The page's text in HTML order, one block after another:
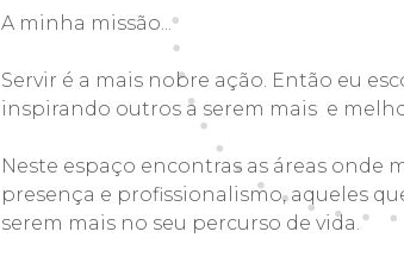
A minha missão...
Servir é a mais nobre ação. Então eu
inspirando outros a serem mais e
Neste espaço encontras as áreas onde
presença e profissionalismo, aqueles
serem mais no seu percurso de vida.